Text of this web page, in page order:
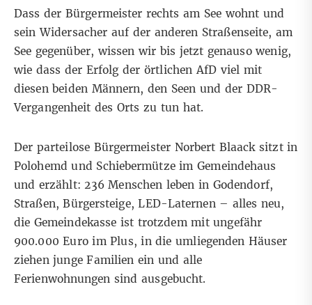
Dass der Bürgermeister rechts am See wohnt und
sein Widersacher auf der anderen Straßenseite, am
See gegenüber, wissen wir bis jetzt genauso wenig,
wie dass der Erfolg der örtlichen AfD viel mit
diesen beiden Männern, den Seen und der DDR-
Vergangenheit des Orts zu tun hat.
Der parteilose Bürgermeister Norbert Blaack sitzt in
Polohemd und Schiebermütze im Gemeindehaus
und erzählt: 236 Menschen leben in Godendorf,
Straßen, Bürgersteige, LED-Laternen ­­– alles neu,
die Gemeindekasse ist trotzdem mit ungefähr
900.000 Euro im Plus, in die umliegenden Häuser
ziehen junge Familien ein und alle
Ferienwohnungen sind ausgebucht.